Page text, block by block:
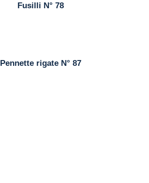
Fusilli N° 78
Pennette rigate N° 87